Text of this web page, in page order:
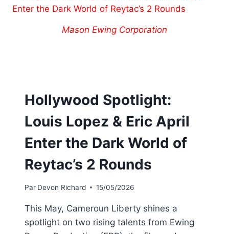
Mason Ewing Corporation
Hollywood Spotlight:
Louis Lopez & Eric April
Enter the Dark World of
Reytac’s 2 Rounds
Par Devon Richard 15/05/2026
This May, Cameroun Liberty shines a
spotlight on two rising talents from Ewing